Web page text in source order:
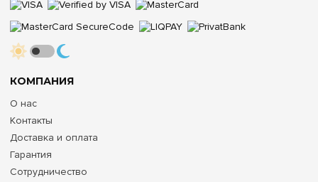
КОМПАНИЯ
О нас
Контакты
Доставка и оплата
Гарантия
Сотрудничество